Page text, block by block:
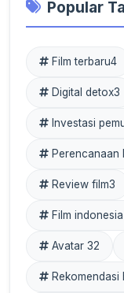
Popular
Film terbaru4
Digital detox3
Investasi
Perencanaan
Review film3
Film
Avatar 32
Rekomendasi